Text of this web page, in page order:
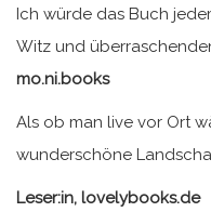
Ich würde das Buch
Witz und
mo.ni.books
Als ob man live vor Ort
wunderschöne
Leser:in, lovelybooks.de